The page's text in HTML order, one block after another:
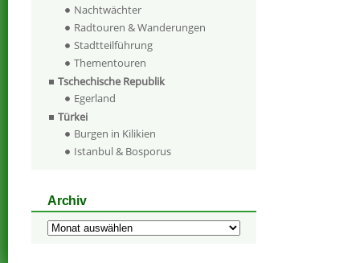
Nachtwächter
Radtouren & Wanderungen
Stadtteilführung
Thementouren
Tschechische Republik
Egerland
Türkei
Burgen in Kilikien
Istanbul & Bosporus
Archiv
Archiv